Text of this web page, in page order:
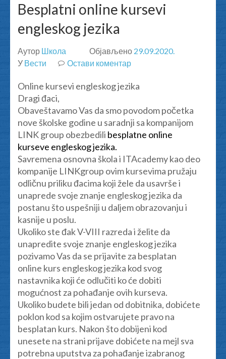
Besplatni online kursevi
engleskog jezika
Аутор Школа Објављено 29.09.2020.
У Вести Остави коментар
online
engleskog
jezika
Online kursevi engleskog jezika
Dragi đaci,
Obaveštavamo Vas da smo povodom početka
nove školske godine u saradnji sa kompanijom
LINK group obezbedili besplatne online
kurseve engleskog jezika.
Savremena osnovna škola i ITAcademy kao deo
kompanije LINKgroup ovim kursevima pružaju
odličnu priliku đacima koji žele da usavrše i
unaprede svoje znanje engleskog jezika da
postanu što uspešniji u daljem obrazovanju i
kasnije u poslu.
Ukoliko ste đak V-VIII razreda i želite da
unapredite svoje znanje engleskog jezika
pozivamo Vas da se prijavite za besplatan
online kurs engleskog jezika kod svog
nastavnika koji će odlučiti ko će dobiti
mogućnost za pohađanje ovih kurseva.
Ukoliko budete bili jedan od dobitnika, dobićete
poklon kod sa kojim ostvarujete pravo na
besplatan kurs. Nakon što dobijeni kod
unesete na strani prijave dobićete na mejl sva
potrebna uputstva za pohađanje izabranog